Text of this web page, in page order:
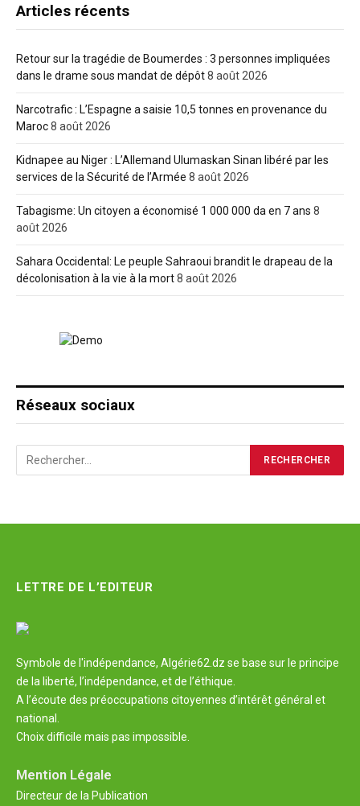
Articles récents
Retour sur la tragédie de Boumerdes : 3 personnes impliquées
dans le drame sous mandat de dépôt8 août 2026
Narcotrafic : L’Espagne a saisie 10,5 tonnes en provenance du
Maroc8 août 2026
Kidnapee au Niger : L’Allemand Ulumaskan Sinan libéré par les
services de la Sécurité de l’Armée 8 août 2026
Tabagisme: Un citoyen a économisé 1 000 000 da en 7 ans 8
août 2026
Sahara Occidental: Le peuple Sahraoui brandit le drapeau de la
décolonisation à la vie à la mort8 août 2026
Réseaux sociaux
LETTRE DE L’EDITEUR
Symbole de l'indépendance, Algérie62.dz se base sur le principe
de la liberté, l’indépendance, et de l’éthique.
A l’écoute des préoccupations citoyennes d’intérêt général et
national.
Choix difficile mais pas impossible.
Mention Légale
Directeur de la Publication